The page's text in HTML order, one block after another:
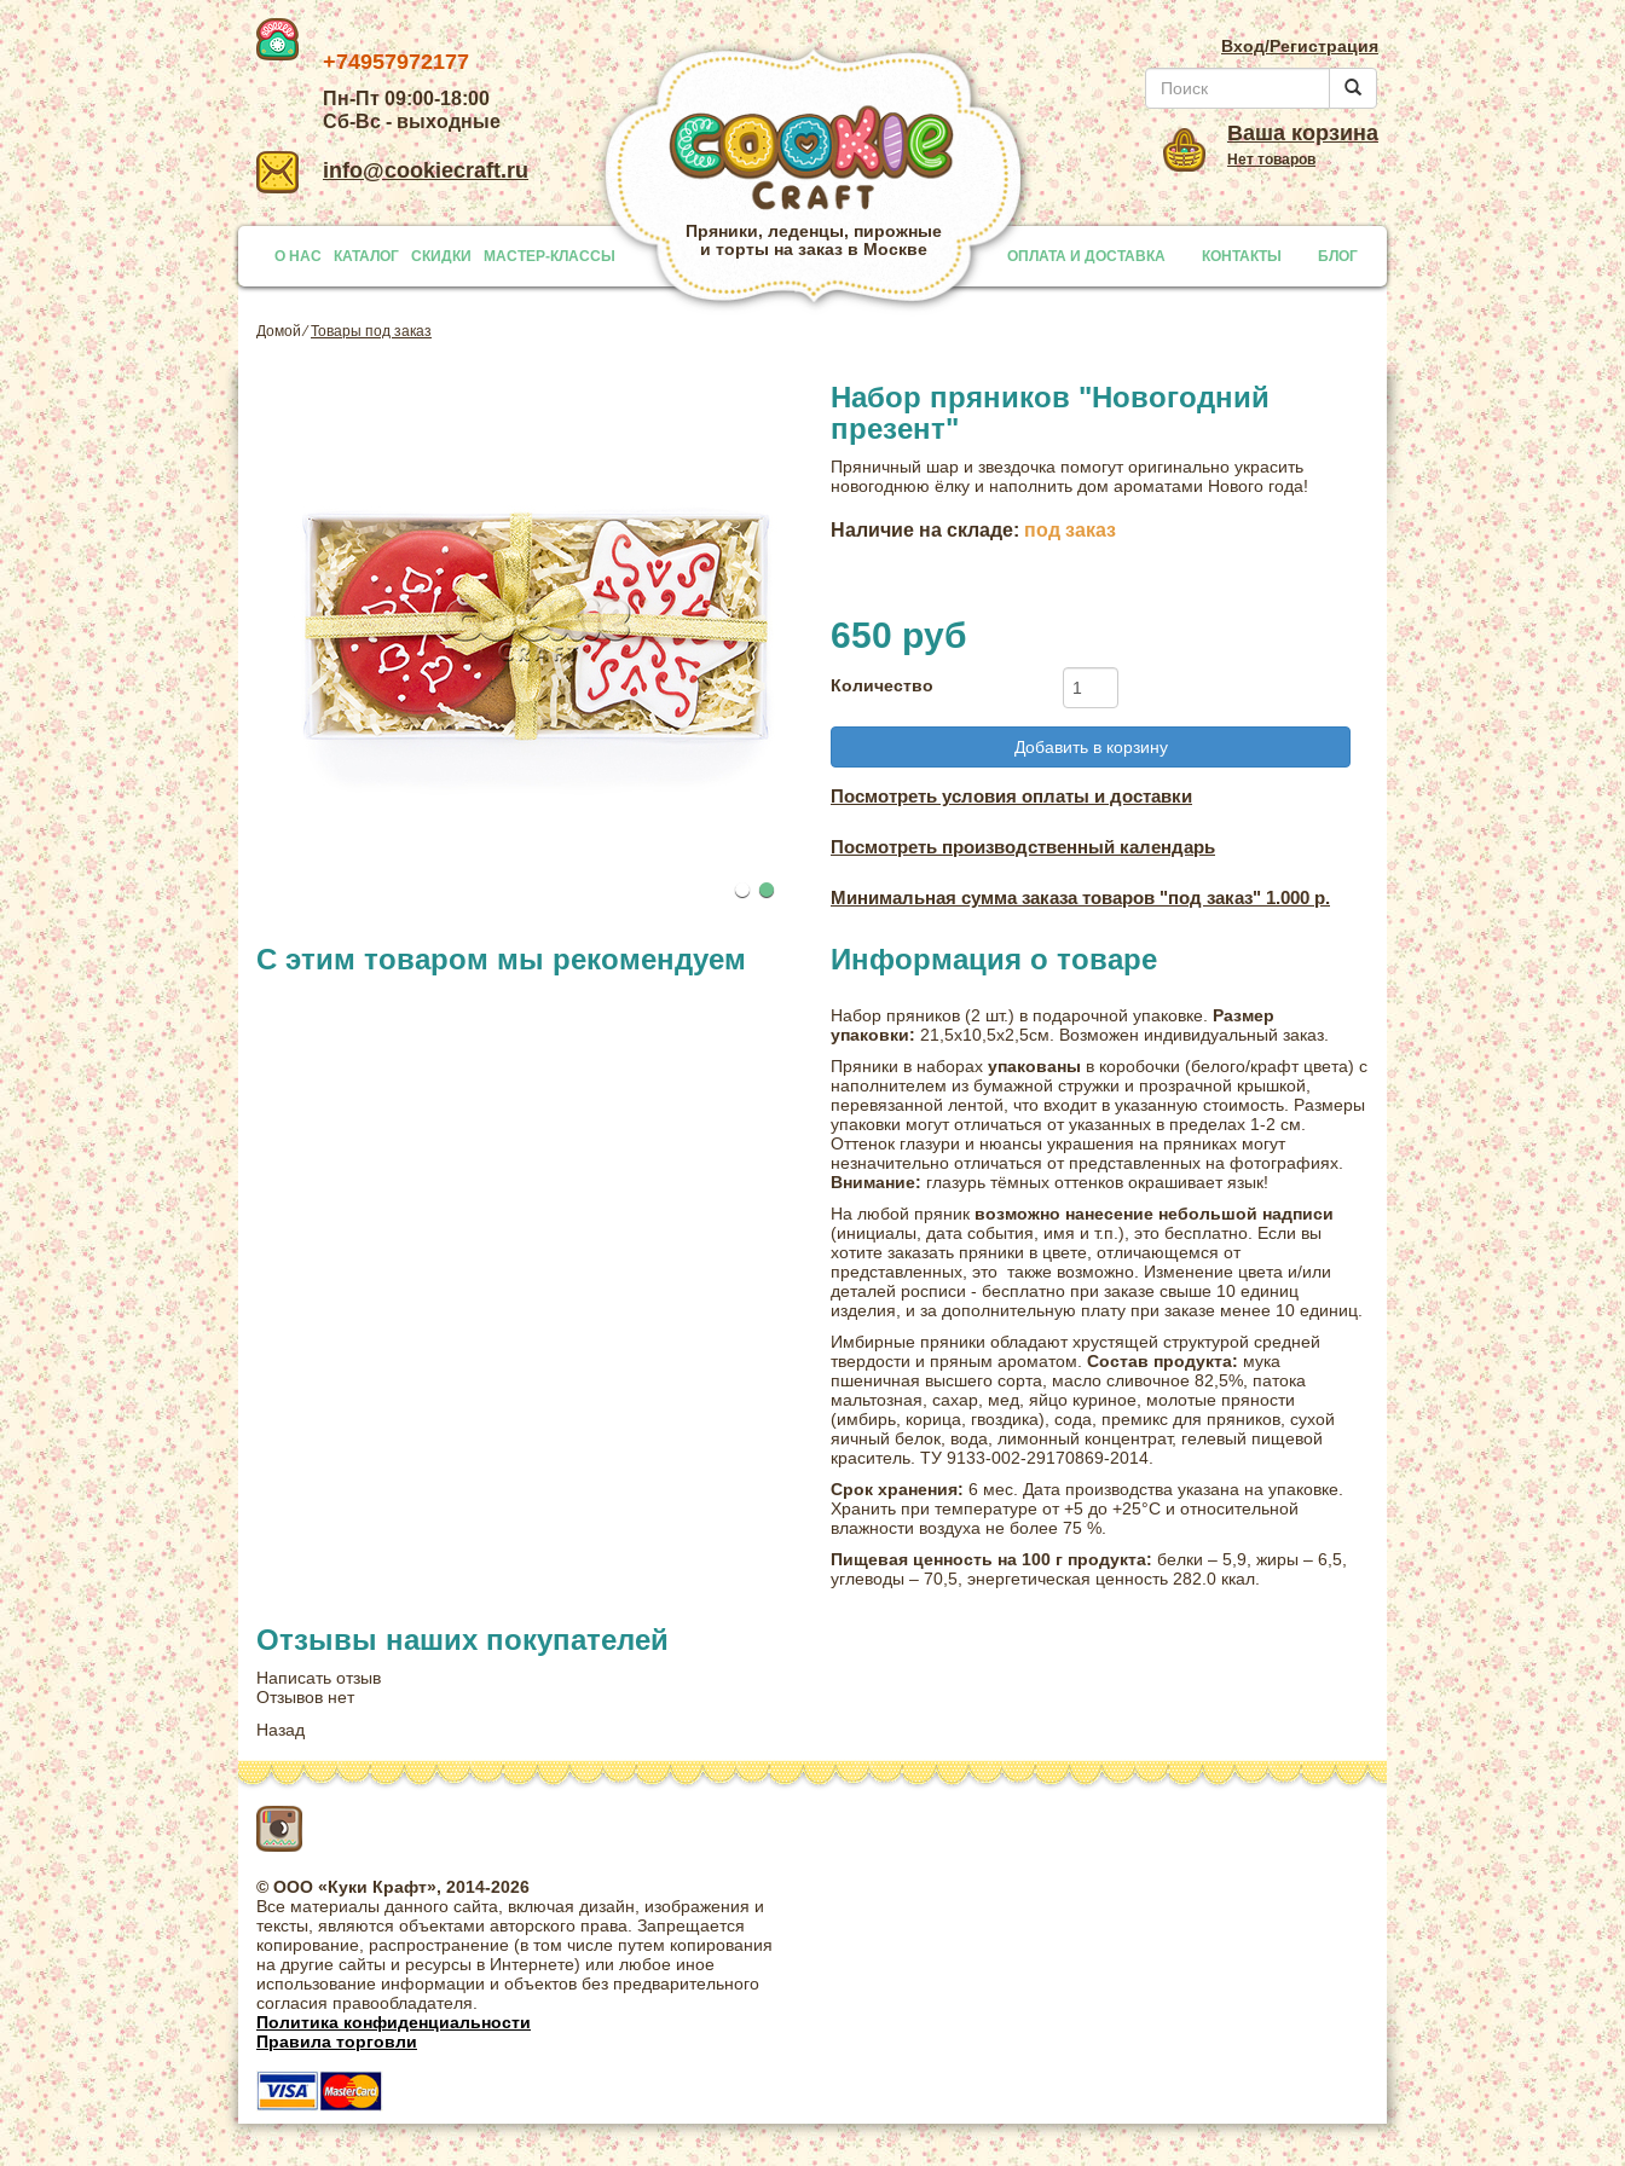
+74957972177
Пн-Пт 09:00-18:00
Сб-Вс - выходные
info@cookiecraft.ru
Вход/Регистрация
Ваша корзина
Нет товаров
Пряники, леденцы, пирожные
и торты на заказ в Москве
О НАС КАТАЛОГ СКИДКИ МАСТЕР-КЛАССЫ ОПЛАТА И ДОСТАВКА КОНТАКТЫ БЛОГ
Provided by
Домой⁄Товары под заказ
Набор пряников "Новогодний
презент"
Пряничный шар и звездочка помогут оригинально украсить
новогоднюю ёлку и наполнить дом ароматами Нового года!
Наличие на складе: под заказ
650 руб
Количество
Добавить в корзину
Посмотреть условия оплаты и доставки
Посмотреть производственный календарь
Минимальная сумма заказа товаров "под заказ" 1.000 р.
С этим товаром мы рекомендуем Информация о товаре
Набор пряников (2 шт.) в подарочной упаковке. Размер
упаковки: 21,5х10,5х2,5см. Возможен индивидуальный заказ.
Пряники в наборах упакованы в коробочки (белого/крафт цвета) с
наполнителем из бумажной стружки и прозрачной крышкой,
перевязанной лентой, что входит в указанную стоимость. Размеры
упаковки могут отличаться от указанных в пределах 1-2 см.
Оттенок глазури и нюансы украшения на пряниках могут
незначительно отличаться от представленных на фотографиях.
Внимание: глазурь тёмных оттенков окрашивает язык!
На любой пряник возможно нанесение небольшой надписи
(инициалы, дата события, имя и т.п.), это бесплатно. Если вы
хотите заказать пряники в цвете, отличающемся от
представленных, это также возможно. Изменение цвета и/или
деталей росписи - бесплатно при заказе свыше 10 единиц
изделия, и за дополнительную плату при заказе менее 10 единиц.
Имбирные пряники обладают хрустящей структурой средней
твердости и пряным ароматом. Состав продукта: мука
пшеничная высшего сорта, масло сливочное 82,5%, патока
мальтозная, сахар, мед, яйцо куриное, молотые пряности
(имбирь, корица, гвоздика), сода, премикс для пряников, сухой
яичный белок, вода, лимонный концентрат, гелевый пищевой
краситель. ТУ 9133-002-29170869-2014.
Срок хранения: 6 мес. Дата производства указана на упаковке.
Хранить при температуре от +5 до +25°С и относительной
влажности воздуха не более 75 %.
Пищевая ценность на 100 г продукта: белки – 5,9, жиры – 6,5,
углеводы – 70,5, энергетическая ценность 282.0 ккал.
Отзывы наших покупателей
Написать отзыв
Отзывов нет
Назад
© ООО «Куки Крафт», 2014-2026
Все материалы данного сайта, включая дизайн, изображения и
тексты, являются объектами авторского права. Запрещается
копирование, распространение (в том числе путем копирования
на другие сайты и ресурсы в Интернете) или любое иное
использование информации и объектов без предварительного
согласия правообладателя.
Политика конфиденциальности
Правила торговли